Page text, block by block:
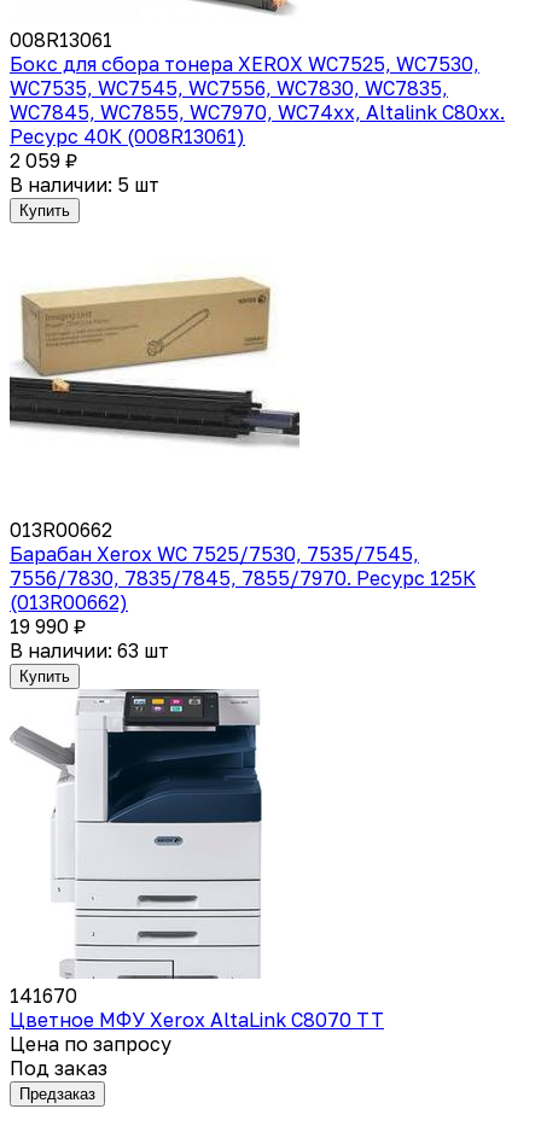
008R13061
Бокс для сбора тонера XEROX WC7525, WC7530,
WC7535, WC7545, WC7556, WC7830, WC7835,
WC7845, WC7855, WC7970, WC74xx, Altalink C80xx.
Ресурс 40К (008R13061)
2 059 ₽
В наличии: 5 шт
Купить
013R00662
Барабан Xerox WC 7525/7530, 7535/7545,
7556/7830, 7835/7845, 7855/7970. Ресурс 125К
(013R00662)
19 990 ₽
В наличии: 63 шт
Купить
141670
Цветное МФУ Xerox AltaLink C8070 TT
Цена по запросу
Под заказ
Предзаказ